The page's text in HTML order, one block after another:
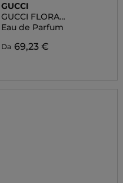
GUCCI
GUCCI FLORA
GORGEOUS GARDENIA
Eau de Parfum
Da 69,23 €